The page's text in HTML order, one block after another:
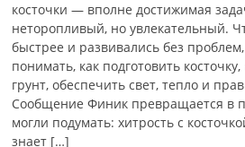
косточки — вполне достижимая
неторопливый, но увлекательный.
быстрее и развивались без
понимать, как подготовить
грунт, обеспечить свет, тепло и
Сообщение Финик превращается в
могли подумать: хитрость с
знает […]